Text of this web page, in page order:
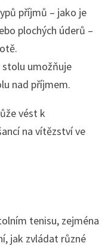
příjmů – jako je
plochých úderů –
umožňuje
nad příjmem.
vést k
na vítězství ve
tenisu, zejména
jak zvládat různé